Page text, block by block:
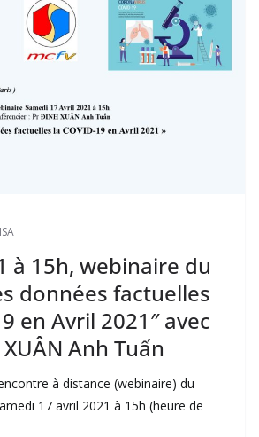
à 15h, webinaire du
données factuelles
en Avril 2021″ avec
Anh Tuấn
à distance (webinaire) du
17 avril 2021 à 15h (heure de